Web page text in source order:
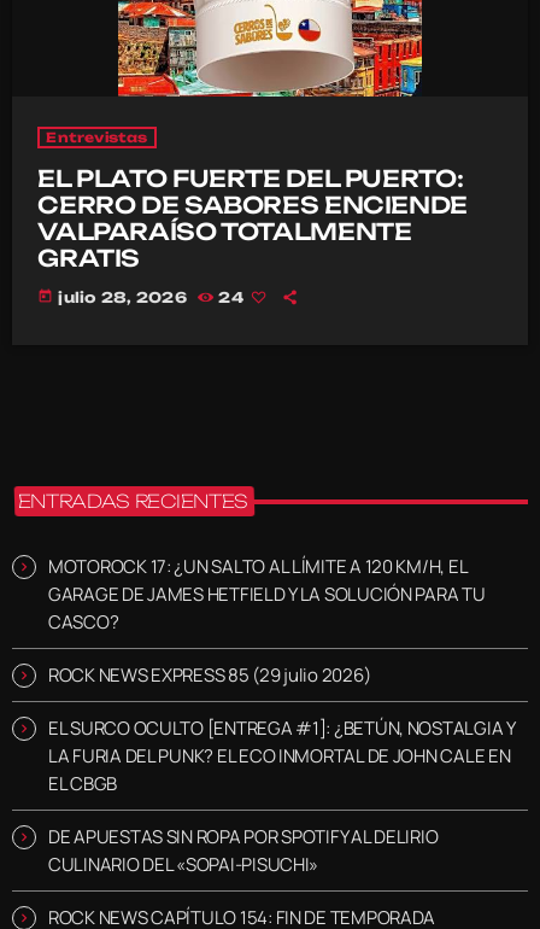
Entrevistas
EL PLATO FUERTE DEL PUERTO:
CERRO DE SABORES ENCIENDE
VALPARAÍSO TOTALMENTE
GRATIS
today julio 28, 2026 24
ENTRADAS RECIENTES
MOTOROCK 17: ¿UN SALTO AL LÍMITE A 120 KM/H, EL
GARAGE DE JAMES HETFIELD Y LA SOLUCIÓN PARA TU
CASCO?
ROCK NEWS EXPRESS 85 (29 julio 2026)
EL SURCO OCULTO [ENTREGA #1]: ¿BETÚN, NOSTALGIA Y
LA FURIA DEL PUNK? EL ECO INMORTAL DE JOHN CALE EN
EL CBGB
DE APUESTAS SIN ROPA POR SPOTIFY AL DELIRIO
CULINARIO DEL «SOPAI-PISUCHI»
ROCK NEWS CAPÍTULO 154: FIN DE TEMPORADA